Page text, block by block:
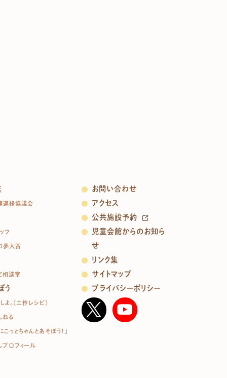
連絡協議会
フ
夢大賞
相談室
う
よ。（工作レシピ）
ねる
こっとちゃんとあそぼう！」
プロフィール
お問い合わせ
アクセス
公共施設予約
児童会館からのお知ら
せ
リンク集
サイトマップ
プライバシーポリシー